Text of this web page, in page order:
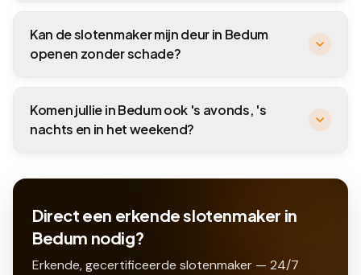
Kan de slotenmaker mijn deur in Bedum
openen zonder schade?
Komen jullie in Bedum ook 's avonds, 's
nachts en in het weekend?
Direct een erkende slotenmaker in
Bedum nodig?
Erkende, gecertificeerde slotenmaker — 24/7